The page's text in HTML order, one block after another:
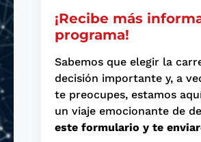
¡Recibe más
programa!
Sabemos que elegir la
decisión importante y, a
te preocupes, estamos
un viaje emocionante de
este formulario y te